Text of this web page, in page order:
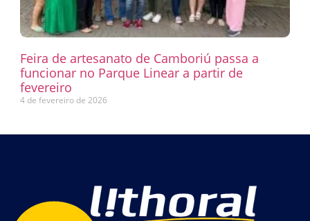
Feira de artesanato de Camboriú passa a
funcionar no Parque Linear a partir de
fevereiro
4 de fevereiro de 2026